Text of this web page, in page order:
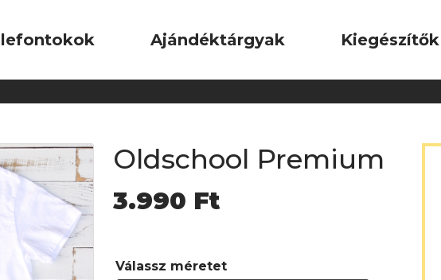
Ajándéktárgyak Kiegészítők
Oldschool Premium
3.990 Ft
Válassz méretet